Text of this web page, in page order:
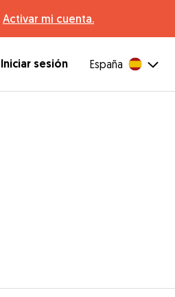
Activar mi cuenta.
Iniciar sesión España